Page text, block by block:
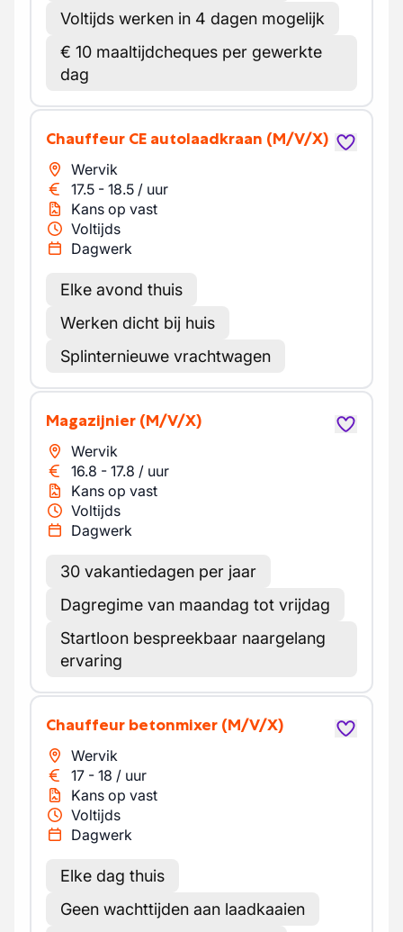
Voltijds werken in 4 dagen mogelijk
€ 10 maaltijdcheques per gewerkte
dag
Chauffeur CE autolaadkraan (M/V/X)
Wervik
17.5 - 18.5 / uur
Kans op vast
Voltijds
Dagwerk
Elke avond thuis
Werken dicht bij huis
Splinternieuwe vrachtwagen
Magazijnier (M/V/X)
Wervik
16.8 - 17.8 / uur
Kans op vast
Voltijds
Dagwerk
30 vakantiedagen per jaar
Dagregime van maandag tot vrijdag
Startloon bespreekbaar naargelang
ervaring
Chauffeur betonmixer (M/V/X)
Wervik
17 - 18 / uur
Kans op vast
Voltijds
Dagwerk
Elke dag thuis
Geen wachttijden aan laadkaaien